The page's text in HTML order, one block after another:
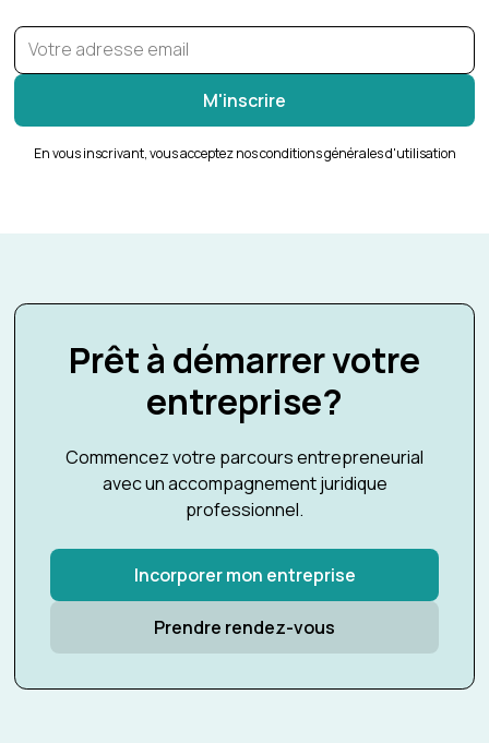
En vous inscrivant, vous acceptez nos conditions générales d'utilisation
Prêt à démarrer votre
entreprise?
Commencez votre parcours entrepreneurial
avec un accompagnement juridique
professionnel.
Incorporer mon entreprise
Prendre rendez-vous